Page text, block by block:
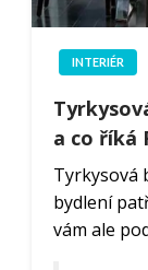
INTERIÉR
a co říká
Tyrkysová
bydlení
vám ale